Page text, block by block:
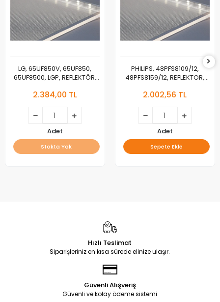
LG, 65UF850V, 65UF850,
65UF8500, LGP, REFLEKTÖR,
2.384,00 TL
Adet
Stokta Yok
PHILIPS, 48PFS8109/12,
48PFS8159/12, REFLEKTOR,
PLEKSİ, IŞIK YANSITICI TABAKA
2.002,56 TL
Adet
Sepete Ekle
Hızlı Teslimat
Siparişleriniz en kısa sürede elinize ulaşır.
Güvenli Alışveriş
Güvenli ve kolay ödeme sistemi